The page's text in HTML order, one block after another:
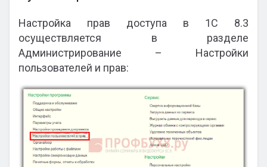
Настройка прав доступа в 1С 8.3
осуществляется в разделе
Администрирование – Настройки
пользователей и прав: